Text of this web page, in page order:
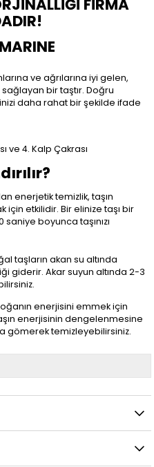
FİRMA
ve ağrılarına iyi gelen,
bir taştır. Doğru
daha rahat bir şekilde ifade
ve 4. Kalp Çakrası
enerjetik temizlik, taşın
etkilidir. Bir elinize taşı bir
boyunca taşınızı
taşların akan su altında
giderir. Akar suyun altında 2-3
enerjisini emmek için
enerjisinin dengelenmesine
gömerek temizleyebilirsiniz.